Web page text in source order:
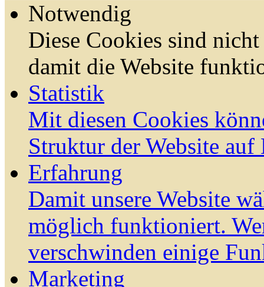
Notwendig
Diese Cookies sind
damit die Website
Statistik
Mit diesen Cookies
Struktur der Website auf
Erfahrung
Damit unsere Website
möglich funktioniert.
verschwinden einige
Marketing